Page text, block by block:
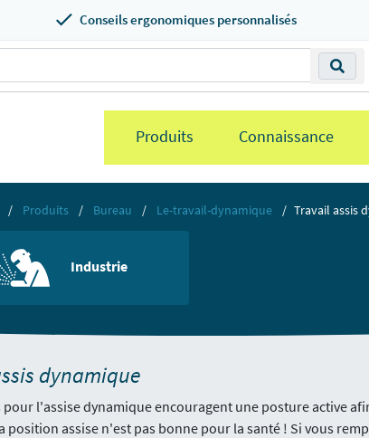
Conseils ergonomiques personnalisés
Produits Connaissance
Produits Bureau Le-travail-dynamique Travail assis
Industrie
dynamique
pour l'assise dynamique encouragent une posture active
position assise n'est pas bonne pour la santé ! Si vous